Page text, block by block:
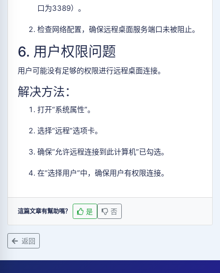
口为3389）。
检查网络配置，确保远程桌面服务端口未被阻止。
6. 用户权限问题
用户可能没有足够的权限进行远程桌面连接。
解决方法：
打开“系统属性”。
选择“远程”选项卡。
确保“允许远程连接到此计算机”已勾选。
在“选择用户”中，确保用户有权限连接。
這篇文章有幫助嗎？ 是 否
返回